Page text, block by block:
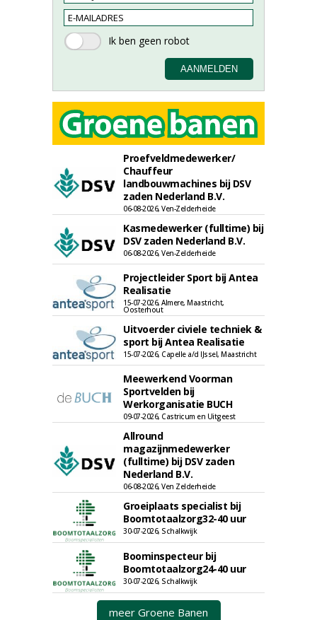
Proefveldmedewerker/
Chauffeur
landbouwmachines bij DSV
zaden Nederland B.V.
06-08-2026, Ven-Zelderheide
Kasmedewerker (fulltime) bij
DSV zaden Nederland B.V.
06-08-2026, Ven-Zelderheide
Projectleider Sport bij Antea
Realisatie
15-07-2026, Almere, Maastricht,
Oosterhout
Uitvoerder civiele techniek &
sport bij Antea Realisatie
15-07-2026, Capelle a/d IJssel, Maastricht
Meewerkend Voorman
Sportvelden bij
Werkorganisatie BUCH
09-07-2026, Castricum en Uitgeest
Allround
magazijnmedewerker
(fulltime) bij DSV zaden
Nederland B.V.
06-08-2026, Ven Zelderheide
Groeiplaats specialist bij
Boomtotaalzorg32-40 uur
30-07-2026, Schalkwijk
Boominspecteur bij
Boomtotaalzorg24-40 uur
30-07-2026, Schalkwijk
meer Groene Banen